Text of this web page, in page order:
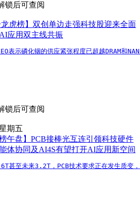
锁后可查阅
龙虎榜】双创单边走强科技股迎来全面
应用双主线共振
表示磷化铟的供应紧张程度已超越DRAM和
锁后可查阅
期五
午盘】PCB接棒光互连引领科技硬件
体协同及AI4S有望打开AI应用新空间
甚至未来3.2T，PCB技术要求正在发生质变